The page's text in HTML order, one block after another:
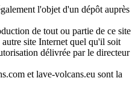
l'objet d'un dépôt auprès
de tout ou partie de ce site
site Internet quel qu'il soit
délivrée par le directeur
et lave-volcans.eu sont la